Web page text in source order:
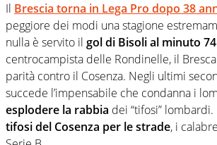
Il Brescia torna in Lega Pro dopo 38
peggiore dei modi una stagione
nulla è servito il gol di Bisoli al minuto 74
centrocampista delle Rondinelle, il
parità contro il Cosenza. Negli ultimi
succede l’impensabile che condanna i
esplodere la rabbia dei “tifosi” lombardi.
tifosi del Cosenza per le strade, i